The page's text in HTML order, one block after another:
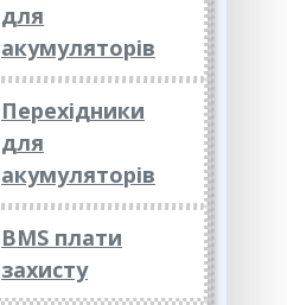
для
акумуляторів
Перехідники
для
акумуляторів
BMS плати
захисту